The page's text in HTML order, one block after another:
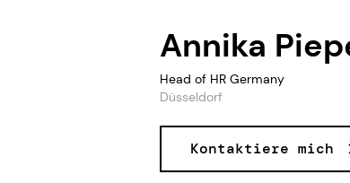
Annika
Head of HR Germany
Düsseldorf
Kontaktiere mich